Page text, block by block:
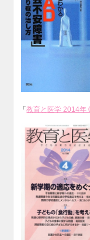
「教育と医学 2014年